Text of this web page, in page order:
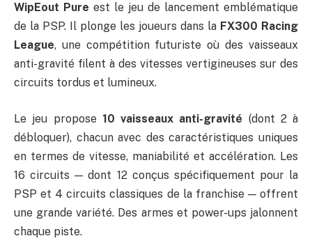
WipEout Pure est le jeu de lancement emblématique
de la PSP. Il plonge les joueurs dans la FX300 Racing
League, une compétition futuriste où des vaisseaux
anti-gravité filent à des vitesses vertigineuses sur des
circuits tordus et lumineux.
Le jeu propose 10 vaisseaux anti-gravité (dont 2 à
débloquer), chacun avec des caractéristiques uniques
en termes de vitesse, maniabilité et accélération. Les
16 circuits — dont 12 conçus spécifiquement pour la
PSP et 4 circuits classiques de la franchise — offrent
une grande variété. Des armes et power-ups jalonnent
chaque piste.